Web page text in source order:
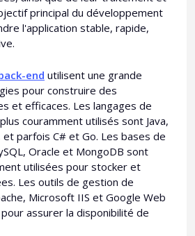
principal du développement
l'application stable, rapide,
end utilisent une grande
pour construire des
et efficaces. Les langages de
couramment utilisés sont Java,
et parfois C# et Go. Les bases de
Oracle et MongoDB sont
utilisées pour stocker et
Les outils de gestion de
Microsoft IIS et Google Web
assurer la disponibilité de